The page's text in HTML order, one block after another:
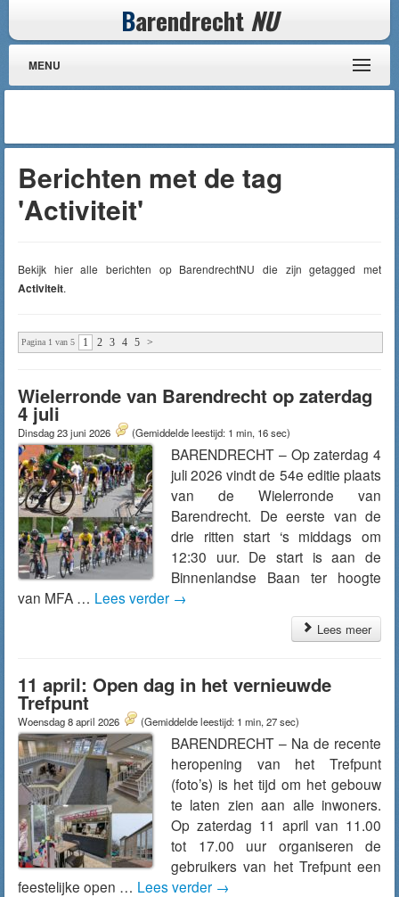
Barendrecht NU
MENU
Berichten met de tag
'Activiteit'
Bekijk hier alle berichten op BarendrechtNU die zijn getagged met
Activiteit.
Pagina 1 van 5 1 2 3 4 5 >
Wielerronde van Barendrecht op zaterdag
4 juli
Dinsdag 23 juni 2026 (Gemiddelde leestijd: 1 min, 16 sec)
BARENDRECHT – Op zaterdag 4
juli 2026 vindt de 54e editie plaats
van de Wielerronde van
Barendrecht. De eerste van de
drie ritten start ‘s middags om
12:30 uur. De start is aan de
Binnenlandse Baan ter hoogte
van MFA … Lees verder →
Lees meer
11 april: Open dag in het vernieuwde
Trefpunt
Woensdag 8 april 2026 (Gemiddelde leestijd: 1 min, 27 sec)
BARENDRECHT – Na de recente
heropening van het Trefpunt
(foto’s) is het tijd om het gebouw
te laten zien aan alle inwoners.
Op zaterdag 11 april van 11.00
tot 17.00 uur organiseren de
gebruikers van het Trefpunt een
feestelijke open … Lees verder →